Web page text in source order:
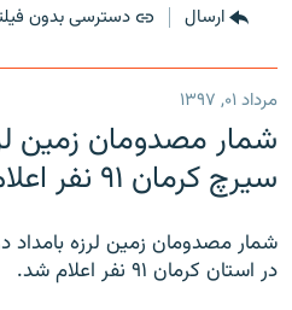
ارسال دسترسی بدون
مرداد ۰۱, ۱۳۹۷
شمار مصدومان زمین
سیرچ کرمان ۹۱ نفر اعلام شد
شمار مصدومان زمین لرزه
در استان کرمان ۹۱ نفر اعلام شد.